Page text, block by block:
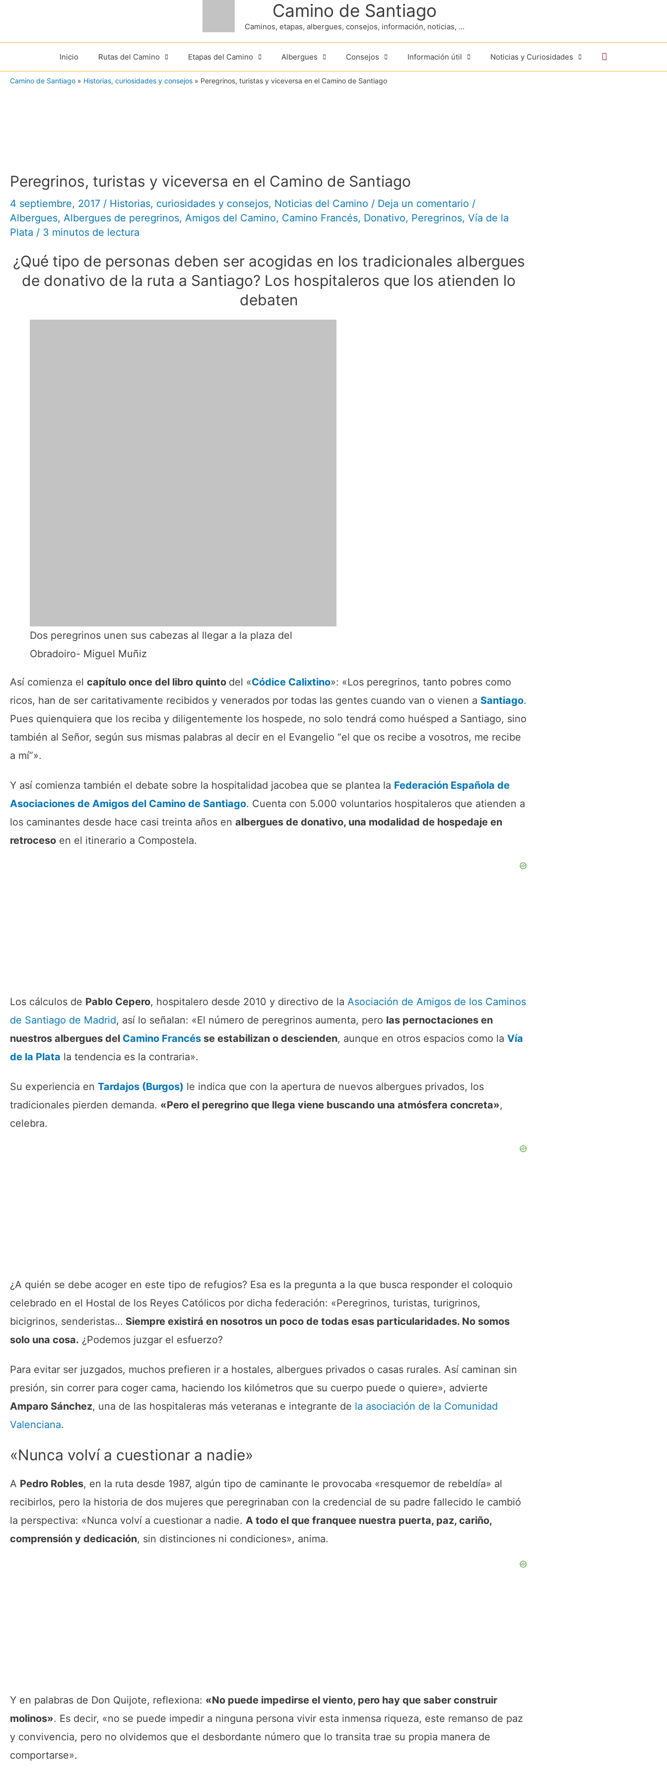
contenido
Camino de Santiago
Caminos, etapas, albergues, consejos, información, noticias, ...
Inicio Rutas del Camino Etapas del Camino Albergues Consejos Información útil Noticias y Curiosidades Buscar
Camino de Santiago » Historias, curiosidades y consejos » Peregrinos, turistas y viceversa en el Camino de Santiago
Peregrinos, turistas y viceversa en el Camino de Santiago
4 septiembre, 2017 / Historias, curiosidades y consejos, Noticias del Camino / Deja un comentario /
Albergues, Albergues de peregrinos, Amigos del Camino, Camino Francés, Donativo, Peregrinos, Vía de la
Plata / 3 minutos de lectura
¿Qué tipo de personas deben ser acogidas en los tradicionales albergues
de donativo de la ruta a Santiago? Los hospitaleros que los atienden lo
debaten
Dos peregrinos unen sus cabezas al llegar a la plaza del
Obradoiro- Miguel Muñiz
Así comienza el capítulo once del libro quinto del «Códice Calixtino»: «Los peregrinos, tanto pobres como
ricos, han de ser caritativamente recibidos y venerados por todas las gentes cuando van o vienen a Santiago.
Pues quienquiera que los reciba y diligentemente los hospede, no solo tendrá como huésped a Santiago, sino
también al Señor, según sus mismas palabras al decir en el Evangelio “el que os recibe a vosotros, me recibe
a mí”».
Y así comienza también el debate sobre la hospitalidad jacobea que se plantea la Federación Española de
Asociaciones de Amigos del Camino de Santiago. Cuenta con 5.000 voluntarios hospitaleros que atienden a
los caminantes desde hace casi treinta años en albergues de donativo, una modalidad de hospedaje en
retroceso en el itinerario a Compostela.
Los cálculos de Pablo Cepero, hospitalero desde 2010 y directivo de la Asociación de Amigos de los Caminos
de Santiago de Madrid, así lo señalan: «El número de peregrinos aumenta, pero las pernoctaciones en
nuestros albergues del Camino Francés se estabilizan o descienden, aunque en otros espacios como la Vía
de la Plata la tendencia es la contraria».
Su experiencia en Tardajos (Burgos) le indica que con la apertura de nuevos albergues privados, los
tradicionales pierden demanda. «Pero el peregrino que llega viene buscando una atmósfera concreta»,
celebra.
¿A quién se debe acoger en este tipo de refugios? Esa es la pregunta a la que busca responder el coloquio
celebrado en el Hostal de los Reyes Católicos por dicha federación: «Peregrinos, turistas, turigrinos,
bicigrinos, senderistas… Siempre existirá en nosotros un poco de todas esas particularidades. No somos
solo una cosa. ¿Podemos juzgar el esfuerzo?
Para evitar ser juzgados, muchos prefieren ir a hostales, albergues privados o casas rurales. Así caminan sin
presión, sin correr para coger cama, haciendo los kilómetros que su cuerpo puede o quiere», advierte
Amparo Sánchez, una de las hospitaleras más veteranas e integrante de la asociación de la Comunidad
Valenciana.
«Nunca volví a cuestionar a nadie»
A Pedro Robles, en la ruta desde 1987, algún tipo de caminante le provocaba «resquemor de rebeldía» al
recibirlos, pero la historia de dos mujeres que peregrinaban con la credencial de su padre fallecido le cambió
la perspectiva: «Nunca volví a cuestionar a nadie. A todo el que franquee nuestra puerta, paz, cariño,
comprensión y dedicación, sin distinciones ni condiciones», anima.
Y en palabras de Don Quijote, reflexiona: «No puede impedirse el viento, pero hay que saber construir
molinos». Es decir, «no se puede impedir a ninguna persona vivir esta inmensa riqueza, este remanso de paz
y convivencia, pero no olvidemos que el desbordante número que lo transita trae su propia manera de
comportarse».